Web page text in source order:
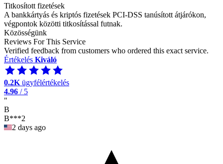
Titkosított fizetések
A bankkártyás és kriptós fizetések PCI-DSS tanúsított átjárókon,
végpontok közötti titkosítással futnak.
Közösségünk
Reviews For This Service
Verified feedback from customers who ordered this exact service.
Értékelés Kiváló
0.2K ügyfélértékelés
4.96 / 5
"
B
B***2
2 days ago